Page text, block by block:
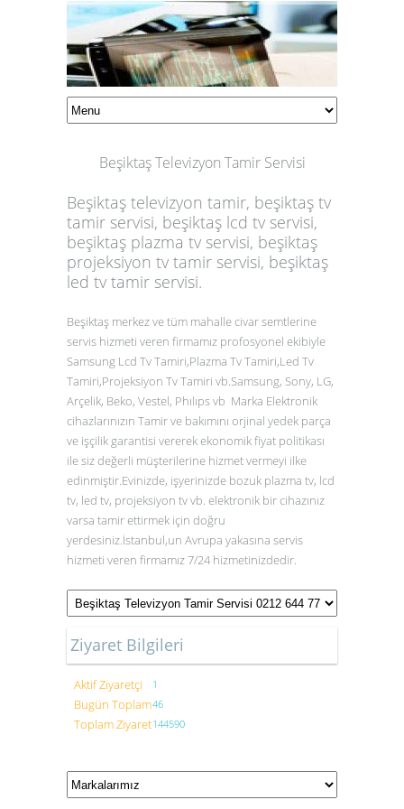
Beşiktaş Televizyon Tamir Servisi
Beşiktaş televizyon tamir, beşiktaş tv
tamir servisi, beşiktaş lcd tv servisi,
beşiktaş plazma tv servisi, beşiktaş
projeksiyon tv tamir servisi, beşiktaş
led tv tamir servisi.
Beşiktaş merkez ve tüm mahalle civar semtlerine
servis hizmeti veren firmamız profosyonel ekibiyle
Samsung Lcd Tv Tamiri,Plazma Tv Tamiri,Led Tv
Tamiri,Projeksiyon Tv Tamiri vb.Samsung, Sony, LG,
Arçelik, Beko, Vestel, Phılıps vb Marka Elektronik
cihazlarınızın Tamir ve bakımını orjinal yedek parça
ve işçilik garantisi vererek ekonomik fiyat politikası
ile siz değerli müşterilerine hizmet vermeyi ilke
edinmiştir.Evinizde, işyerinizde bozuk plazma tv, lcd
tv, led tv, projeksiyon tv vb. elektronik bir cihazınız
varsa tamir ettirmek için doğru
yerdesiniz.İstanbul,un Avrupa yakasına servis
hizmeti veren firmamız 7/24 hizmetinizdedir.
Ziyaret Bilgileri
Aktif Ziyaretçi 1
Bugün Toplam46
Toplam Ziyaret144590